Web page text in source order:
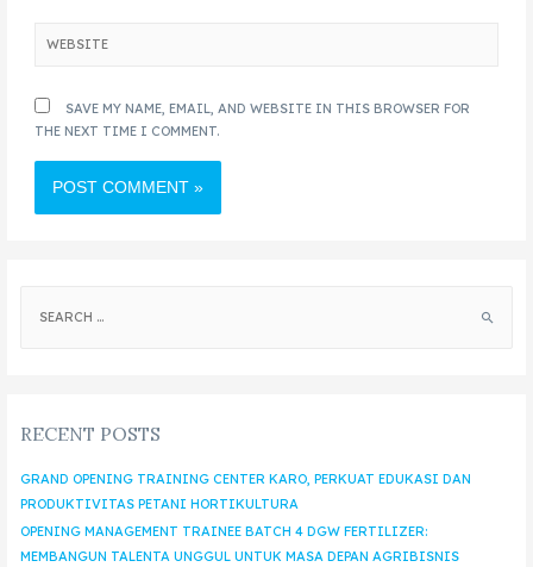
SAVE MY NAME, EMAIL, AND WEBSITE IN THIS BROWSER FOR
THE NEXT TIME I COMMENT.
RECENT POSTS
GRAND OPENING TRAINING CENTER KARO, PERKUAT EDUKASI DAN
PRODUKTIVITAS PETANI HORTIKULTURA
OPENING MANAGEMENT TRAINEE BATCH 4 DGW FERTILIZER:
MEMBANGUN TALENTA UNGGUL UNTUK MASA DEPAN AGRIBISNIS